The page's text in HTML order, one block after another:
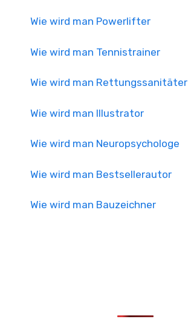
Wie wird man Powerlifter
Wie wird man Tennistrainer
Wie wird man Rettungssanitäter
Wie wird man Illustrator
Wie wird man Neuropsychologe
Wie wird man Bestsellerautor
Wie wird man Bauzeichner